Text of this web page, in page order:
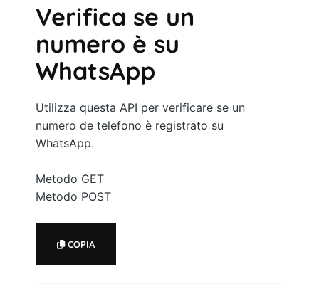
Verifica se un
numero è su
WhatsApp
Utilizza questa API per verificare se un
numero de telefono è registrato su
WhatsApp.
Metodo GET
Metodo POST
COPIA